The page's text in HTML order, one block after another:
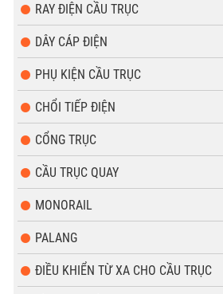
RAY ĐIỆN CẦU TRỤC
DÂY CÁP ĐIỆN
PHỤ KIỆN CẦU TRỤC
CHỔI TIẾP ĐIỆN
CỔNG TRỤC
CẦU TRỤC QUAY
MONORAIL
PALANG
ĐIỀU KHIỂN TỪ XA CHO CẦU TRỤC